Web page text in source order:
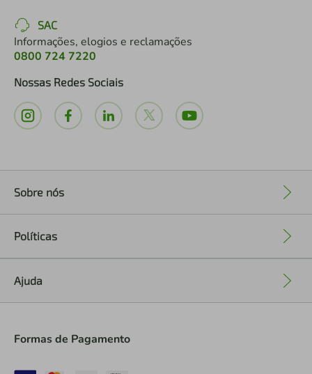
SAC
Informações, elogios e reclamações
0800 724 7220
Nossas Redes Sociais
Sobre nós
Políticas
Ajuda
Formas de Pagamento